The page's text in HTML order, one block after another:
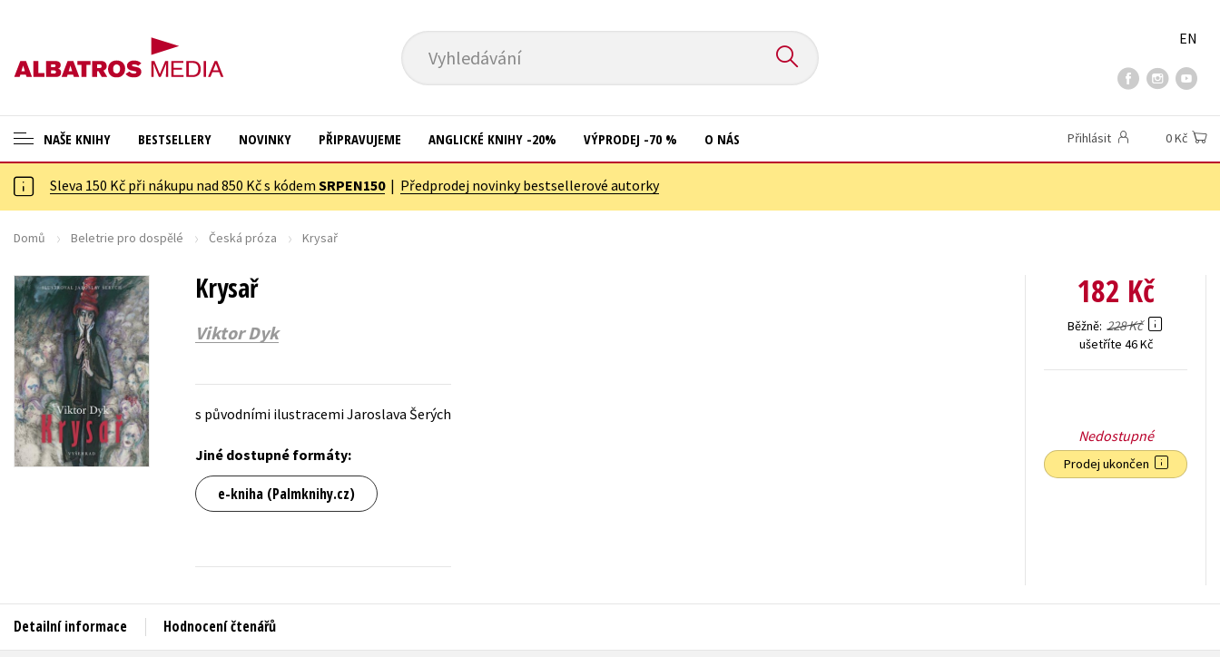
Vyhledávání
EN
NAŠE KNIHY
ANGLICKÉ KNIHY -20 %
VÝPRODEJ -70 %
ASTERIX S DÁRKEM
🎁DÁRKOVÉ PUBLIKACE
✉️ DÁRKOVÉ POUKAZY
Auto - moto
Beletrie pro děti
Cestování
Dárkové publikace
Digitální fotografie
Esoterika a duchovní svět
Hobby
Kalendáře
Kariéra a osobní rozvoj
Všechny tituly
BESTSELLERY NOVINKY PŘIPRAVUJEME ANGLICKÉ KNIHY -20% VÝPRODEJ -70 % O NÁS Přihlásit 0 Kč
Sleva 150 Kč při nákupu nad 850 Kč s kódem SRPEN150| Předprodej novinky bestsellerové autorky
Domů Beletrie pro dospělé Česká próza Krysař
Krysař
Viktor Dyk
s původními ilustracemi Jaroslava Šerých
Jiné dostupné formáty:
e-kniha (Palmknihy.cz)
182 Kč
Běžně 228 Kč
ušetříte 46 Kč
Nedostupné
Prodej ukončen
Detailní informace Hodnocení čtenářů